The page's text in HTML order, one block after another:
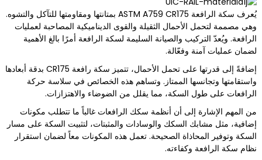
يُعرف سكة الرافعة ASTM A759 CR175 بمتانتها ومقاومتها للتآكل والتشوه.
وهي مصممة لتحمل الأحمال الثقيلة والقوى الديناميكية المصاحبة لعمليات
الرافعة. ويُعدّ التركيب والصيانة السليمة لسكة الرافعة أمرًا بالغ الأهمية
لضمان عمليات آمنة وفعّالة.
إضافةً إلى قدرتها على تحمل الأحمال، تتميز سكة رافعة CR175 بدقة أبعادها
واستقامتها وتجانسها الممتاز. وتساهم هذه الخصائص في سلاسة حركة
الرافعات على طول السكة، مما يقلل من الضوضاء والاهتزازات.
من المهم الإشارة إلى أن أنظمة سكك الرافعات غالباً ما تتطلب مكونات
إضافية، مثل مشابك السكك والوسادات والمثبتات، لتثبيت السكة على مسار
السكة وتوفير المحاذاة الصحيحة. تعمل هذه المكونات معاً لضمان استقرار
نظام سكة الرافعة وكفاءته.